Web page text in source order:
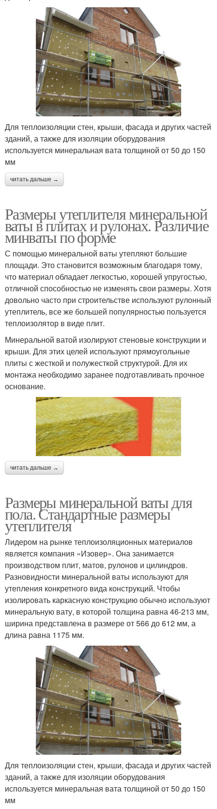
Для теплоизоляции стен, крыши, фасада и других частей
зданий, а также для изоляции оборудования
используется минеральная вата толщиной от 50 до 150
мм
читать дальше →
Размеры утеплителя минеральной
ваты в плитах и рулонах. Различие
минваты по форме
С помощью минеральной ваты утепляют большие
площади. Это становится возможным благодаря тому,
что материал обладает легкостью, хорошей упругостью,
отличной способностью не изменять свои размеры. Хотя
довольно часто при строительстве используют рулонный
утеплитель, все же большей популярностью пользуется
теплоизолятор в виде плит.
Минеральной ватой изолируют стеновые конструкции и
крыши. Для этих целей используют прямоугольные
плиты с жесткой и полужесткой структурой. Для их
монтажа необходимо заранее подготавливать прочное
основание.
читать дальше →
Размеры минеральной ваты для
пола. Стандартные размеры
утеплителя
Лидером на рынке теплоизоляционных материалов
является компания «Изовер». Она занимается
производством плит, матов, рулонов и цилиндров.
Разновидности минеральной ваты используют для
утепления конкретного вида конструкций. Чтобы
изолировать каркасную конструкцию обычно используют
минеральную вату, в которой толщина равна 46-213 мм,
ширина представлена в размере от 566 до 612 мм, а
длина равна 1175 мм.
Для теплоизоляции стен, крыши, фасада и других частей
зданий, а также для изоляции оборудования
используется минеральная вата толщиной от 50 до 150
мм